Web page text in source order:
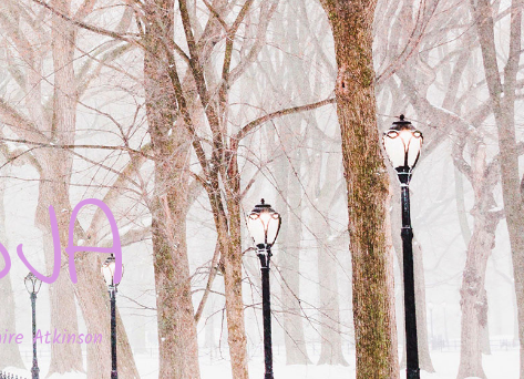
Atkinson